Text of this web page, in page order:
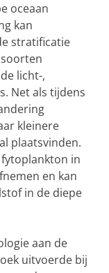
oceaan
kan
stratificatie
licht-,
Net als tijdens
kleinere
plaatsvinden.
in
en kan
in de diepe
aan de
uitvoerde bij